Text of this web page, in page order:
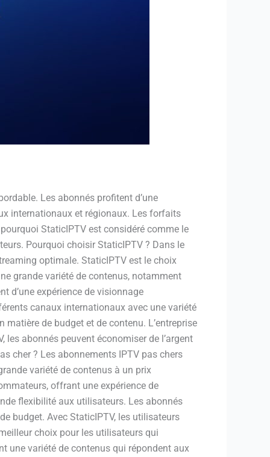
Les abonnés profitent d’une
internationaux et régionaux. Les forfaits
StaticIPTV est considéré comme le
Pourquoi choisir StaticIPTV ? Dans le
optimale. StaticIPTV est le choix
grande variété de contenus, notamment
d’une expérience de visionnage
canaux internationaux avec une variété
de budget et de contenu. L’entreprise
abonnés peuvent économiser de l’argent
cher ? Les abonnements IPTV pas chers
variété de contenus à un prix
offrant une expérience de
flexibilité aux utilisateurs. Les abonnés
budget. Avec StaticIPTV, les utilisateurs
choix pour les utilisateurs qui
une variété de contenus qui répondent aux